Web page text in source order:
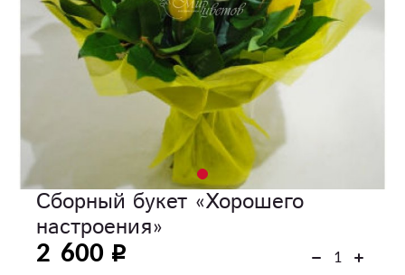
Сборный букет «Хорошего
настроения»
2 600